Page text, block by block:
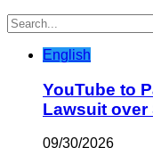
English
YouTube to
Lawsuit
09/30/2026